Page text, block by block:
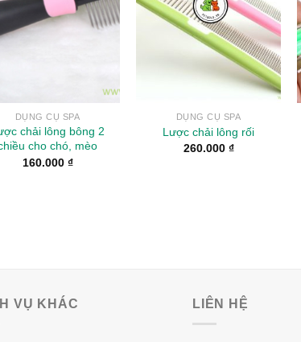
DỤNG CỤ SPA
chải lông bông 2
cho chó, mèo
160.000 ₫
DỤNG CỤ SPA
Lược chải lông rối
260.000 ₫
VỤ KHÁC LIÊN HỆ